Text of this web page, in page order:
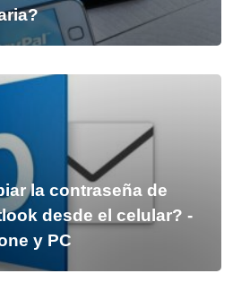
la contraseña de
desde el celular? -
y PC